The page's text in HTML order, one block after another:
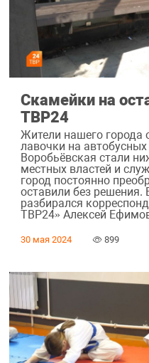
Скамейки на
ТВР24
Жители нашего города
лавочки на
Воробьёвская стали
местных властей и
город постоянно
оставили без
разбирался
ТВР24» Алексей
30 мая 2024 899